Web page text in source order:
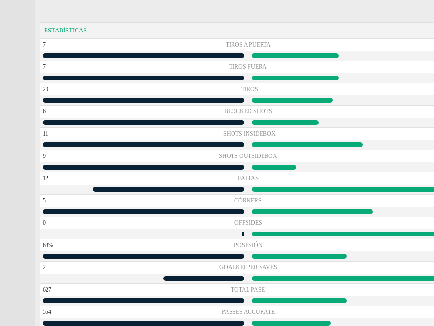
ESTADÍSTICAS
7 TIROS A PUERTA
7 TIROS FUERA
20 TIROS
6 BLOCKED SHOTS
11 SHOTS INSIDEBOX
9 SHOTS OUTSIDEBOX
12 FALTAS
5 CÓRNERS
0 OFFSIDES
68% POSESIÓN
2 GOALKEEPER SAVES
627 TOTAL PASE
554 PASSES ACCURATE